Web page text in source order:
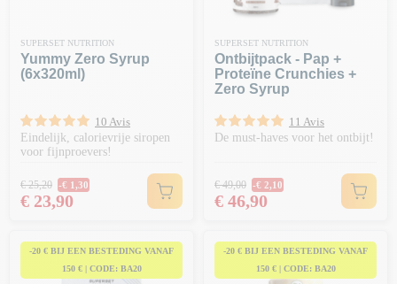
SUPERSET NUTRITION
Yummy Zero Syrup
(6x320ml)
10 Avis
Eindelijk, calorievrije siropen
voor fijnproevers!
Normale prijs
€ 25,20 -€ 1,30
Prijs
€ 23,90
SUPERSET NUTRITION
Ontbijtpack - Pap +
Proteïne Crunchies +
Zero Syrup
11 Avis
De must-haves voor het ontbijt!
Normale prijs
€ 49,00 -€ 2,10
Prijs
€ 46,90
-20 € BIJ EEN BESTEDING VANAF
150 € | CODE: BA20
-20 € BIJ EEN BESTEDING VANAF
150 € | CODE: BA20